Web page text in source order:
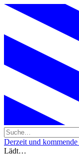
Derzeit und
Lädt…